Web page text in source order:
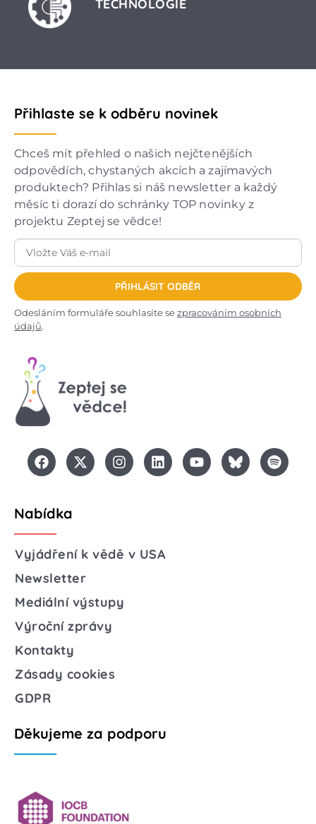
TECHNOLOGIE
Přihlaste se k odběru novinek
Chceš mít přehled o našich nejčtenějších
odpovědích, chystaných akcích a zajímavých
produktech? Přihlas si náš newsletter a každý
měsíc ti dorazí do schránky TOP novinky z
projektu Zeptej se vědce!
PŘIHLÁSIT ODBĚR
Odesláním formuláře souhlasíte sezpracováním osobních
údajů.
Nabídka
Vyjádření k vědě v USA
Newsletter
Mediální výstupy
Výroční zprávy
Kontakty
Zásady cookies
GDPR
Děkujeme za podporu